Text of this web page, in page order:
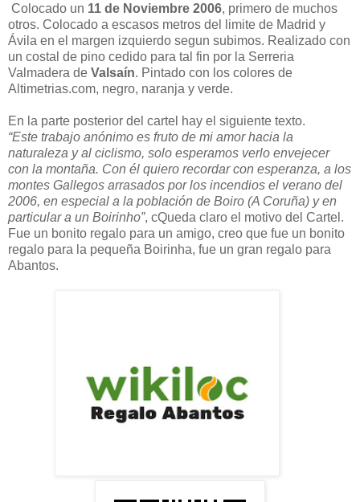
Colocado un 11 de Noviembre 2006, primero de muchos
otros. Colocado a escasos metros del limite de Madrid y
Ávila en el margen izquierdo segun subimos. Realizado con
un costal de pino cedido para tal fin por la Serreria
Valmadera de Valsaín. Pintado con los colores de
Altimetrias.com, negro, naranja y verde.
En la parte posterior del cartel hay el siguiente texto.
“Este trabajo anónimo es fruto de mi amor hacia la
naturaleza y al ciclismo, solo esperamos verlo envejecer
con la montaña. Con él quiero recordar con esperanza, a los
montes Gallegos arrasados por los incendios el verano del
2006, en especial a la población de Boiro (A Coruña) y en
particular a un Boirinho”, cQueda claro el motivo del Cartel.
Fue un bonito regalo para un amigo, creo que fue un bonito
regalo para la pequeña Boirinha, fue un gran regalo para
Abantos.